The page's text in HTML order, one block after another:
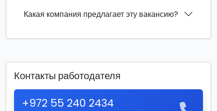
Какая компания предлагает эту вакансию?
Контакты работодателя
+972 55 240 2434